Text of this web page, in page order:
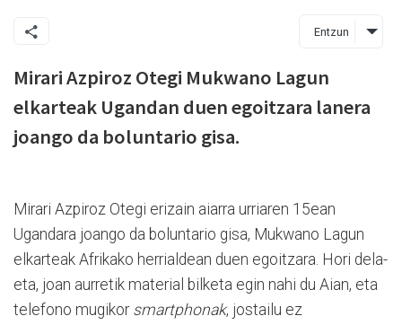
Entzun
Mirari Azpiroz Otegi Mukwano Lagun
elkarteak Ugandan duen egoitzara lanera
joango da boluntario gisa.
Mirari Azpiroz Otegi erizain aiarra urriaren 15ean
Ugandara joango da boluntario gisa, Mukwano Lagun
elkarteak Afrikako herrialdean duen egoitzara. Hori dela-
eta, joan aurretik material bilketa egin nahi du Aian, eta
telefono mugikor smartphonak, jostailu ez